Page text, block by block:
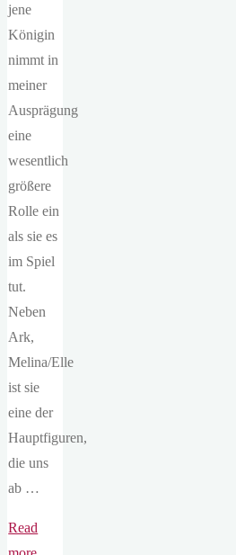
jene
Königin
nimmt in
meiner
Ausprägung
eine
wesentlich
größere
Rolle ein
als sie es
im Spiel
tut.
Neben
Ark,
Melina/Elle
ist sie
eine der
Hauptfiguren,
die uns
ab …
Read
"10#